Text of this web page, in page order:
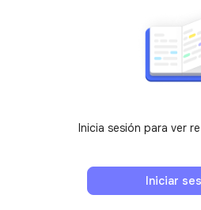
Inicia sesión para ver
Iniciar